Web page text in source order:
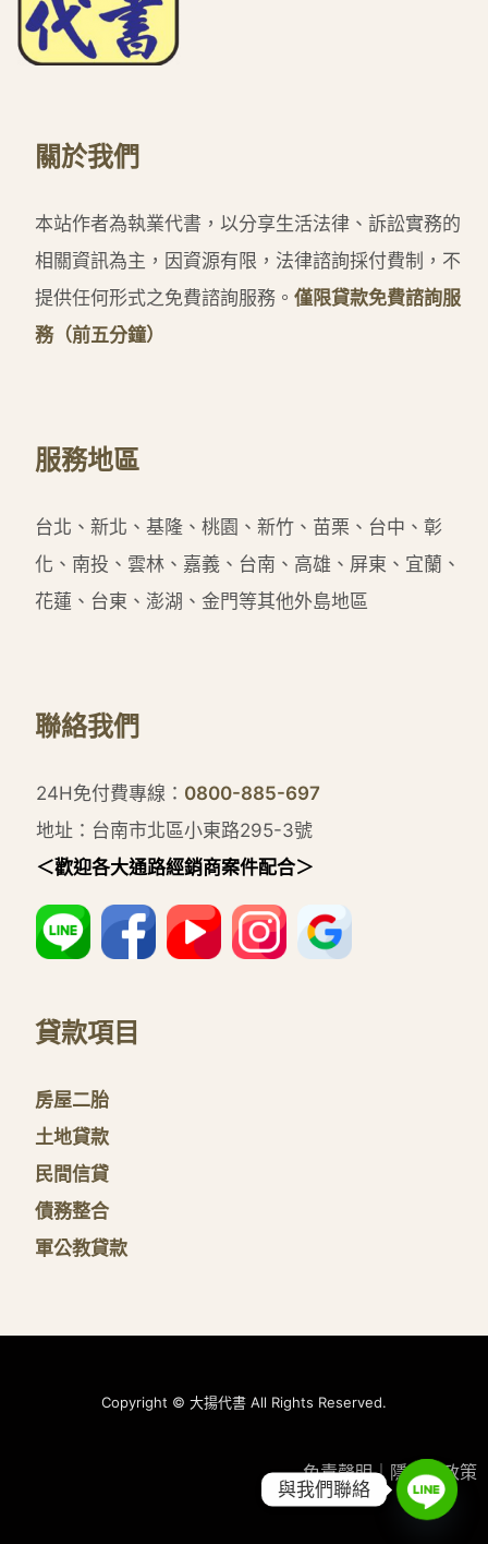
關於我們
本站作者為執業代書，以分享生活法律、訴訟實務的
相關資訊為主，因資源有限，法律諮詢採付費制，不
提供任何形式之免費諮詢服務。 僅限貸款免費諮詢服
務（前五分鐘）
服務地區
台北、新北、基隆、桃園、新竹、苗栗、台中、彰
化、南投、雲林、嘉義、台南、高雄、屏東、宜蘭、
花蓮、台東、澎湖、金門等其他外島地區
聯絡我們
24H免付費專線： 0800-885-697
地址：台南市北區小東路295-3號
＜歡迎各大通路經銷商案件配合＞
貸款項目
房屋二胎
土地貸款
民間信貸
債務整合
軍公教貸款
Copyright © 大揚代書 All Rights Reserved.
免責聲明｜ 隱私權政策
與我們聯絡